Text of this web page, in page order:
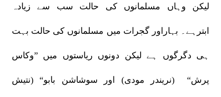
لیکن وہاں مسلمانوں کی حالت سب سے زیادہ
ابترہے۔ بہاراور گجرات میں مسلمانوں کی حالت بہت
ہی دگرگوں ہے لیکن دونوں ریاستوں میں ”وکاس
پرش“ (نریندر مودی) اور سوشاشن بابو“ (نتیش